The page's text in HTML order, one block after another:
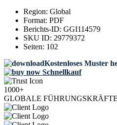
Region: Global
Format: PDF
Berichts-ID: GGI114579
SKU ID: 29779372
Seiten: 102
Kostenloses Muster
Schnellkauf
1000+
GLOBALE